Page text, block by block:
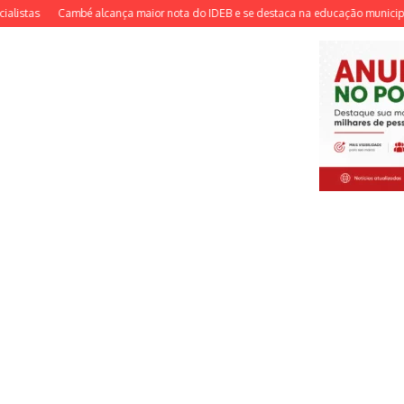
Cambé alcança maior nota do IDEB e se destaca na educação municipal